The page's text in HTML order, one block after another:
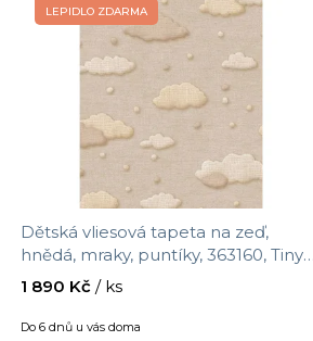
u
k
ů
LEPIDLO ZDARMA
Dětská vliesová tapeta na zeď,
hnědá, mraky, puntíky, 363160, Tiny
Treasures, Eijffinger, velikost 10 x 0,52
Do 6 dnů u vás doma
1 890 Kč / ks